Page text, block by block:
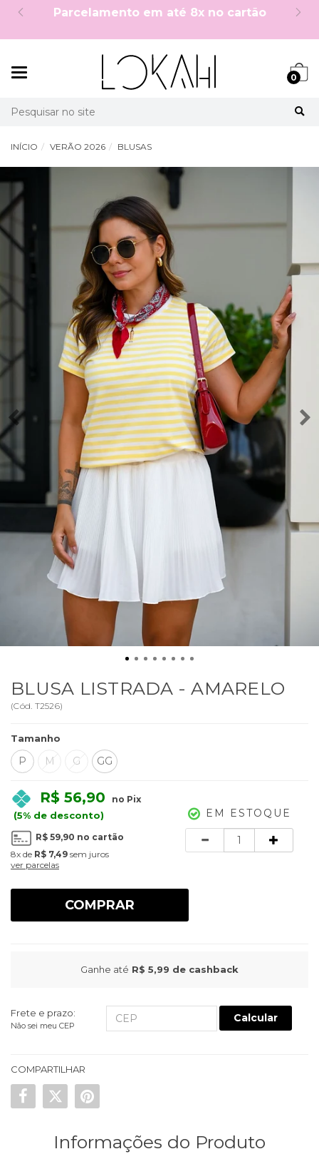
5%OFF no PIX à vista!
0
INÍCIO VERÃO 2026 BLUSAS
BLUSA LISTRADA - AMARELO
(Cód. T2526)
Tamanho
P M G GG
R$ 56,90 no Pix
(5% de desconto)
R$ 59,90 no cartão
8x de R$ 7,49 sem juros
ver parcelas
EM ESTOQUE
COMPRAR
Ganhe até R$ 5,99 de cashback
Frete e prazo:
Não sei meu CEP
Calcular
COMPARTILHAR
Informações do Produto